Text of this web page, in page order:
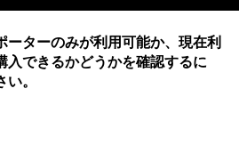
ーターのみが利用可能か、現在利
入できるかどうかを確認するに
。